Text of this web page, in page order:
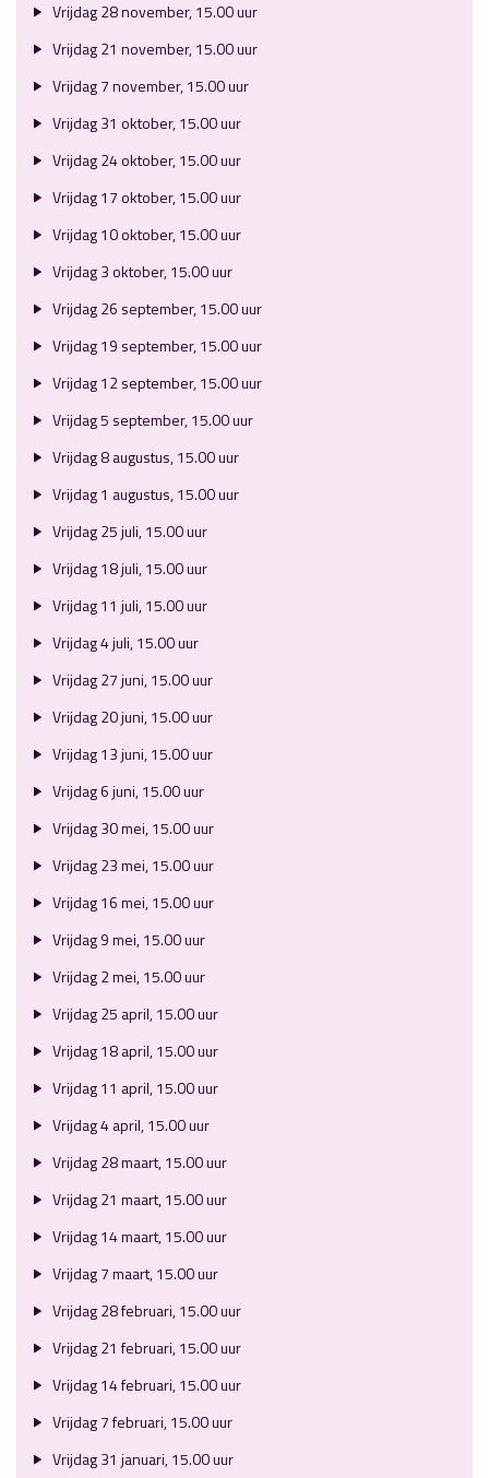
Vrijdag 28 november, 15.00 uur
Vrijdag 21 november, 15.00 uur
Vrijdag 7 november, 15.00 uur
Vrijdag 31 oktober, 15.00 uur
Vrijdag 24 oktober, 15.00 uur
Vrijdag 17 oktober, 15.00 uur
Vrijdag 10 oktober, 15.00 uur
Vrijdag 3 oktober, 15.00 uur
Vrijdag 26 september, 15.00 uur
Vrijdag 19 september, 15.00 uur
Vrijdag 12 september, 15.00 uur
Vrijdag 5 september, 15.00 uur
Vrijdag 8 augustus, 15.00 uur
Vrijdag 1 augustus, 15.00 uur
Vrijdag 25 juli, 15.00 uur
Vrijdag 18 juli, 15.00 uur
Vrijdag 11 juli, 15.00 uur
Vrijdag 4 juli, 15.00 uur
Vrijdag 27 juni, 15.00 uur
Vrijdag 20 juni, 15.00 uur
Vrijdag 13 juni, 15.00 uur
Vrijdag 6 juni, 15.00 uur
Vrijdag 30 mei, 15.00 uur
Vrijdag 23 mei, 15.00 uur
Vrijdag 16 mei, 15.00 uur
Vrijdag 9 mei, 15.00 uur
Vrijdag 2 mei, 15.00 uur
Vrijdag 25 april, 15.00 uur
Vrijdag 18 april, 15.00 uur
Vrijdag 11 april, 15.00 uur
Vrijdag 4 april, 15.00 uur
Vrijdag 28 maart, 15.00 uur
Vrijdag 21 maart, 15.00 uur
Vrijdag 14 maart, 15.00 uur
Vrijdag 7 maart, 15.00 uur
Vrijdag 28 februari, 15.00 uur
Vrijdag 21 februari, 15.00 uur
Vrijdag 14 februari, 15.00 uur
Vrijdag 7 februari, 15.00 uur
Vrijdag 31 januari, 15.00 uur